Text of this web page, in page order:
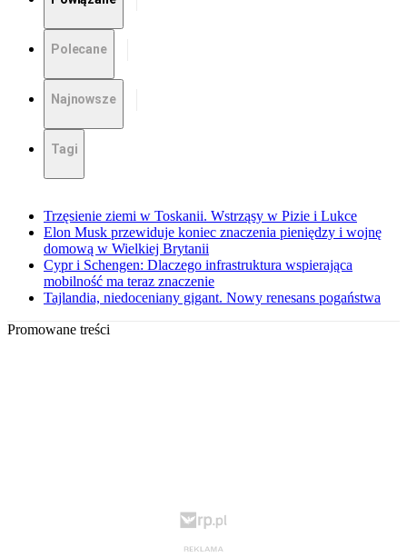
Polecane
Najnowsze
Tagi
Trzęsienie ziemi w Toskanii. Wstrząsy w Pizie i Lukce
Elon Musk przewiduje koniec znaczenia pieniędzy i wojnę
domową w Wielkiej Brytanii
Cypr i Schengen: Dlaczego infrastruktura wspierająca
mobilność ma teraz znaczenie
Tajlandia, niedoceniany gigant. Nowy renesans pogaństwa
Promowane treści